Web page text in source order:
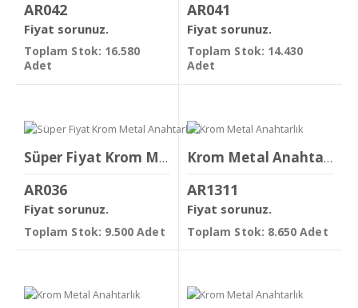
AR042
Fiyat sorunuz.
Toplam Stok: 16.580
Adet
AR041
Fiyat sorunuz.
Toplam Stok: 14.430
Adet
Süper Fiyat Krom Metal Anahtarlık
AR036
Fiyat sorunuz.
Toplam Stok: 9.500 Adet
Krom Metal Anahtarlık
AR1311
Fiyat sorunuz.
Toplam Stok: 8.650 Adet